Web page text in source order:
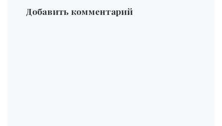
Добавить комментарий